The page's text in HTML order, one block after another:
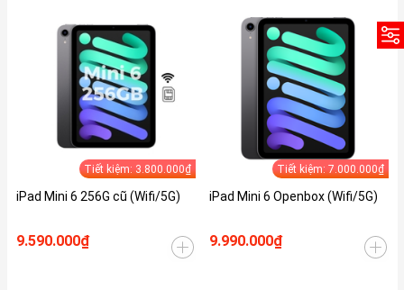
Tiết kiệm: 3.800.000₫
iPad Mini 6 256G cũ (Wifi/5G)
9.590.000₫
Tiết kiệm: 7.000.000₫
iPad Mini 6 Openbox (Wifi/5G)
9.990.000₫